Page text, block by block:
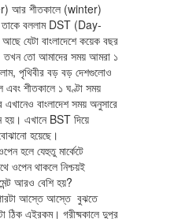
আর শীতকালে (winter)
তাকে বললাম DST (Day-
যেটা বাংলাদেশে কয়েক বছর
তখন তো আমাদের সময় আমরা ১
পৃথিবীর বড় বড় দেশগুলোও
এবং শীতকালে ১ ঘণ্টা সময়
বাংলাদেশ সময় অনুসারে
হয়। এখানে BST দিয়ে
হয়েছে।
হলে যেহুতু মার্কেটে
ওপেন থাকলে নিশ্চয়ই
আরও বেশি হয়?
আস্তে আস্তে বুঝতে
ঠিক এইরকম। গ্রীষ্মকালে দুপুর